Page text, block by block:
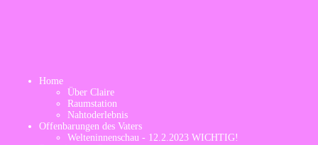
überspringen
Home
Über Claire
Raumstation
Nahtoderlebnis
Offenbarungen des Vaters
Welteninnenschau - 12.2.2023 WICHTIG!